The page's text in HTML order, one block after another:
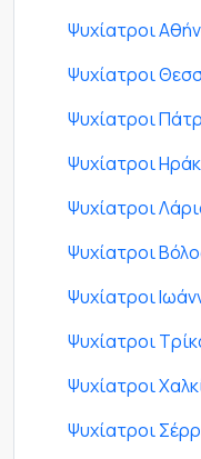
Ψυχίατροι
Ψυχίατροι
Ψυχίατροι
Ψυχίατροι
Ψυχίατροι
Ψυχίατροι
Ψυχίατροι
Ψυχίατροι
Ψυχίατροι
Ψυχίατροι